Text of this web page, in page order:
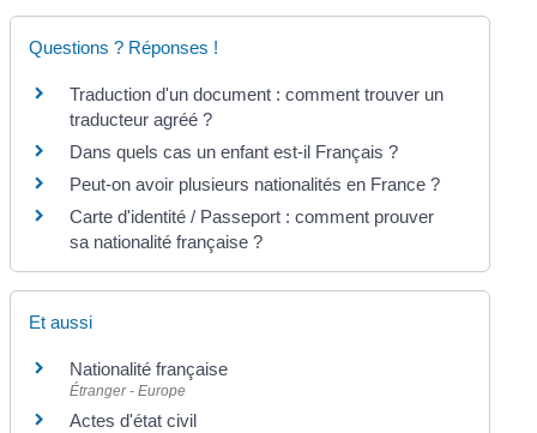
Questions ? Réponses !
Traduction d'un document : comment trouver un
traducteur agréé ?
Dans quels cas un enfant est-il Français ?
Peut-on avoir plusieurs nationalités en France ?
Carte d'identité / Passeport : comment prouver
sa nationalité française ?
Et aussi
Nationalité française
Étranger - Europe
Actes d'état civil